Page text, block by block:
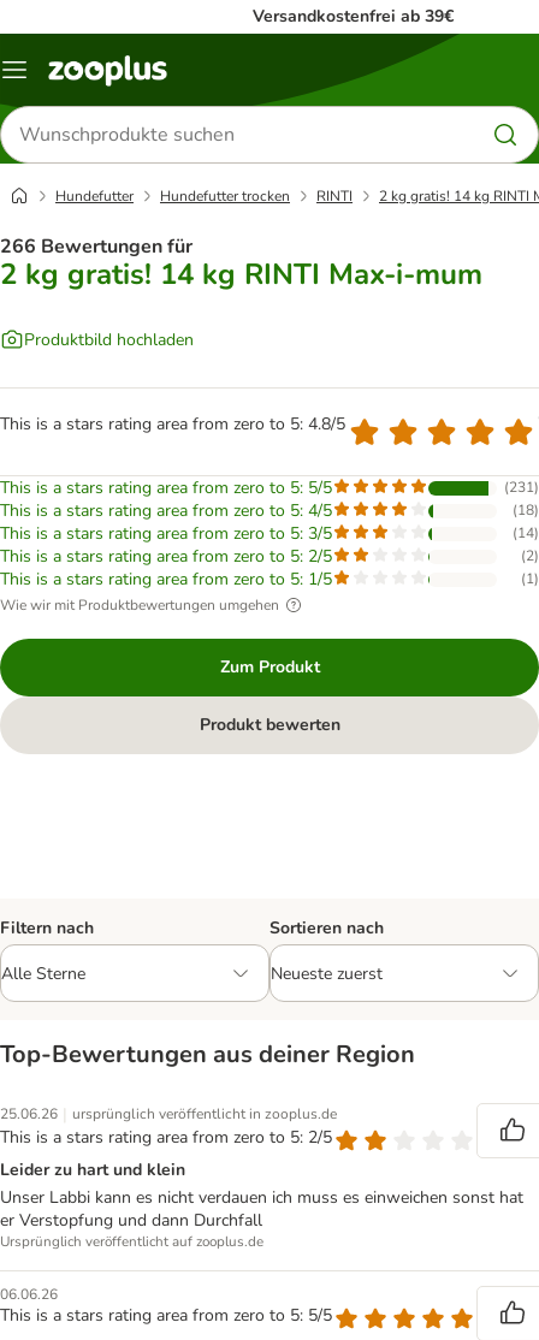
Versandkostenfrei ab 39€
Menü
Produkte
suchen
Hundefutter Hundefutter trocken RINTI 2 kg gratis! 14 kg RINTI
266 Bewertungen für
2 kg gratis! 14 kg RINTI Max-i-mum
Produktbild hochladen
This is a stars rating area from zero to 5: 4.8/5
This is a stars rating area from zero to 5: 5/5 (231)
This is a stars rating area from zero to 5: 4/5 (18)
This is a stars rating area from zero to 5: 3/5 (14)
This is a stars rating area from zero to 5: 2/5 (2)
This is a stars rating area from zero to 5: 1/5 (1)
Wie wir mit Produktbewertungen umgehen
Zum Produkt
Produkt bewerten
Filtern nach Sortieren nach
Top‑Bewertungen aus deiner Region
25.06.26 | ursprünglich veröffentlicht in zooplus.de
This is a stars rating area from zero to 5: 2/5
Leider zu hart und klein
Unser Labbi kann es nicht verdauen ich muss es einweichen sonst hat
er Verstopfung und dann Durchfall
Ursprünglich veröffentlicht auf zooplus.de
06.06.26
This is a stars rating area from zero to 5: 5/5